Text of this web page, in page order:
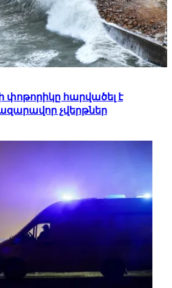
փոթորիկը հարվածել է
չվերթներ